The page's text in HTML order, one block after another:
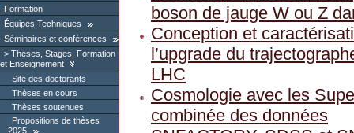
Formation
Équipes Techniques
Séminaires et conférences
Thèses, Stages, Formation
et Enseignement
Site des doctorants
Thèses en cours
Thèses soutenues
Propositions de thèses
2025
boson de jauge W ou Z
Conception et
l’upgrade du
LHC
Cosmologie avec les
combinée des données